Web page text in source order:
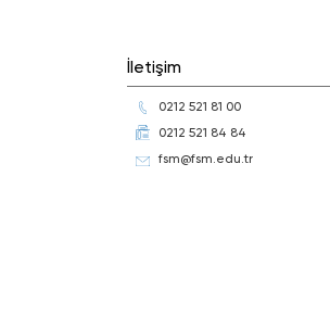
İletişim
0212 521 81 00
0212 521 84 84
fsm@fsm.edu.tr